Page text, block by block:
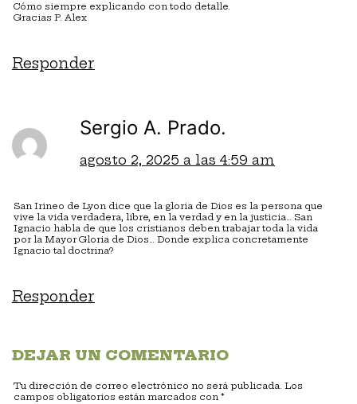
Cómo siempre explicando con todo detalle.
Gracias P. Alex
Responder
Sergio A. Prado.
agosto 2, 2025 a las 4:59 am
San Irineo de Lyon dice que la gloria de Dios es la persona que
vive la vida verdadera, libre, en la verdad y en la justicia… San
Ignacio habla de que los cristianos deben trabajar toda la vida
por la Mayor Gloria de Dios… Donde explica concretamente
Ignacio tal doctrina?
Responder
DEJAR UN COMENTARIO
Tu dirección de correo electrónico no será publicada. Los
campos obligatorios están marcados con *